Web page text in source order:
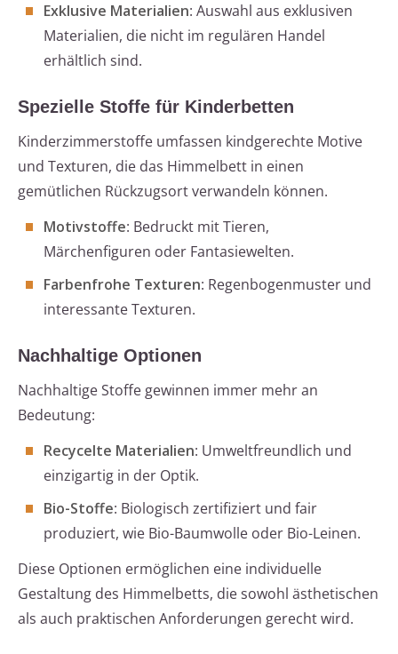
Exklusive Materialien: Auswahl aus exklusiven
Materialien, die nicht im regulären Handel
erhältlich sind.
Spezielle Stoffe für Kinderbetten
Kinderzimmerstoffe umfassen kindgerechte Motive
und Texturen, die das Himmelbett in einen
gemütlichen Rückzugsort verwandeln können.
Motivstoffe: Bedruckt mit Tieren,
Märchenfiguren oder Fantasiewelten.
Farbenfrohe Texturen: Regenbogenmuster und
interessante Texturen.
Nachhaltige Optionen
Nachhaltige Stoffe gewinnen immer mehr an
Bedeutung:
Recycelte Materialien: Umweltfreundlich und
einzigartig in der Optik.
Bio-Stoffe: Biologisch zertifiziert und fair
produziert, wie Bio-Baumwolle oder Bio-Leinen.
Diese Optionen ermöglichen eine individuelle
Gestaltung des Himmelbetts, die sowohl ästhetischen
als auch praktischen Anforderungen gerecht wird.